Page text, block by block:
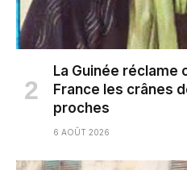
La Guinée réclame
France les crânes
proches
6 AOÛT 2026